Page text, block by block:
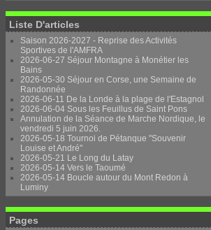
Liste D'articles
Saison 2026-2027 - Reprise des Activités
Sportives de l'AMFRA
2026-06-27 Séjour Montagne à Monétier les
Bains
2026-05-30 Séjour en Corse, une Semaine de
Randonnée
2026-06-11 De la Londe à la plage de l'Estagnol
2026-06-04 Sous les Feuillus de Saint Pons
Annulation de la Séance de Marche Nordique, le
vendredi 5 juin 2026.
2026-05-18 Tournoi de Pétanque "Souvenir
Louise et André"
2026-05-21 Le Long du Latay
2026-05-14 Vers le Taoumé
2026-05-14 Boucle autour du Mont Redon à
Luminy
Pages